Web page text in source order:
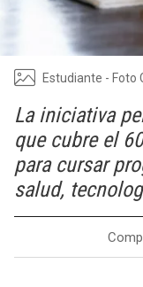
Estudiante - Foto
La iniciativa
que cubre el
para cursar
salud,